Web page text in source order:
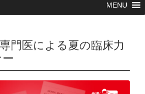
ツ
へ
キ
ッ
MENU
門医による夏の臨床力